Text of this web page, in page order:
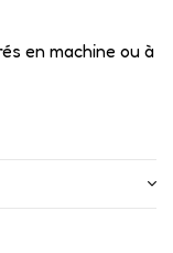
en machine ou à